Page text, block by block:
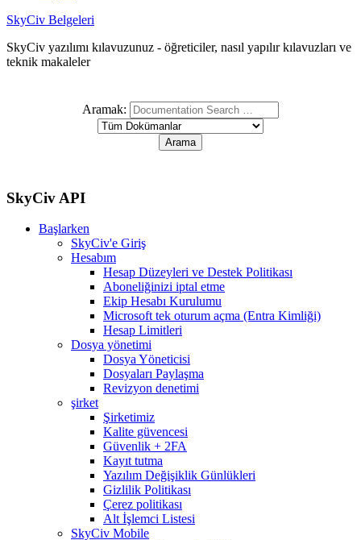
SkyCiv Belgeleri
SkyCiv yazılımı kılavuzunuz - öğreticiler, nasıl yapılır kılavuzları ve
teknik makaleler
Aramak:
SkyCiv API
Başlarken
SkyCiv'e Giriş
Hesabım
Hesap Düzeyleri ve Destek Politikası
Aboneliğinizi iptal etme
Ekip Hesabı Kurulumu
Microsoft tek oturum açma (Entra Kimliği)
Hesap Limitleri
Dosya yönetimi
Dosya Yöneticisi
Dosyaları Paylaşma
Revizyon denetimi
şirket
Şirketimiz
Kalite güvencesi
Güvenlik + 2FA
Kayıt tutma
Yazılım Değişiklik Günlükleri
Gizlilik Politikası
Çerez politikası
Alt İşlemci Listesi
SkyCiv Mobile